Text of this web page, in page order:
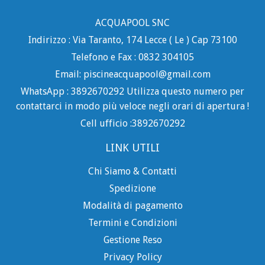
ACQUAPOOL SNC
Indirizzo : Via Taranto, 174 Lecce ( Le ) Cap 73100
Telefono e Fax : 0832 304105
Email: piscineacquapool@gmail.com
WhatsApp : 3892670292 Utilizza questo numero per
contattarci in modo più veloce negli orari di apertura !
Cell ufficio :3892670292
LINK UTILI
Chi Siamo & Contatti
Spedizione
Modalità di pagamento
Termini e Condizioni
Gestione Reso
Privacy Policy